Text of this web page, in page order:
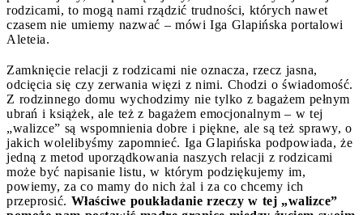
rodzicami, to mogą nami rządzić trudności, których nawet
czasem nie umiemy nazwać – mówi Iga Glapińska portalowi
Aleteia.
Zamknięcie relacji z rodzicami nie oznacza, rzecz jasna,
odcięcia się czy zerwania więzi z nimi. Chodzi o świadomość.
Z rodzinnego domu wychodzimy nie tylko z bagażem pełnym
ubrań i książek, ale też z bagażem emocjonalnym – w tej
„walizce” są wspomnienia dobre i piękne, ale są też sprawy, o
jakich wolelibyśmy zapomnieć. Iga Glapińska podpowiada, że
jedną z metod uporządkowania naszych relacji z rodzicami
może być napisanie listu, w którym podziękujemy im,
powiemy, za co mamy do nich żal i za co chcemy ich
przeprosić. Właściwe poukładanie rzeczy w tej „walizce”